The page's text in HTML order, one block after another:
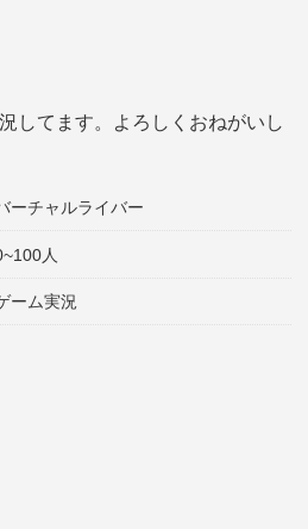
してます。よろしくおねがいし
ーチャルライバー
人
ーム実況